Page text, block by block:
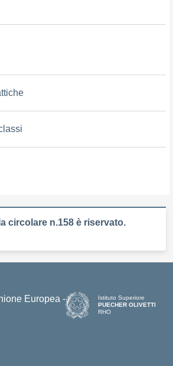
circolare n.158 è riservato.
Istituto Superiore
PUECHER OLIVETTI
RHO